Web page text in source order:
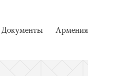
Документы Армения